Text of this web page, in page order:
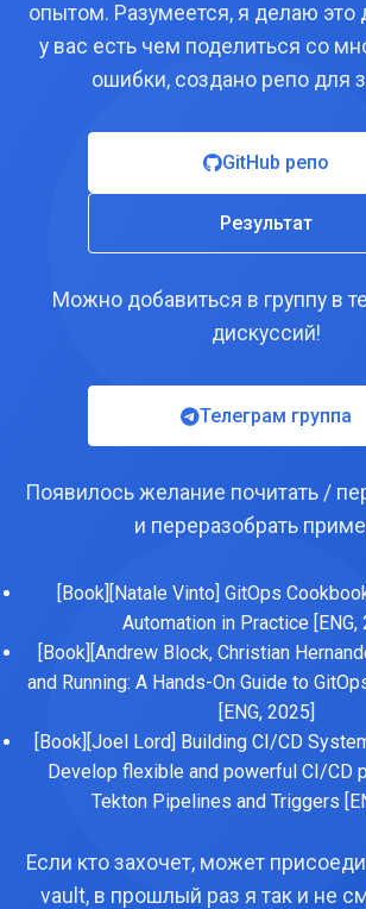
опытом. Разумеется, я делаю это
у вас есть чем поделиться со
ошибки, создано репо для
GitHub репо
Результат
Можно добавиться в группу в
дискуссий!
Телеграм группа
Появилось желание почитать /
и переразобрать
[Book][Natale Vinto] GitOps
Automation in Practice [ENG,
[Book][Andrew Block, Christian
and Running: A Hands-On Guide to
[ENG, 2025]
[Book][Joel Lord] Building CI/CD
Develop flexible and powerful CI/CD
Tekton Pipelines and Triggers
Если кто захочет, может
vault, в прошлый раз я так и не